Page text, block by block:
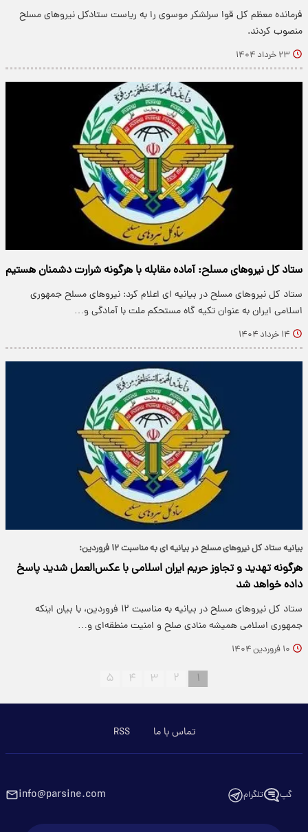
​فرمانده معظم کل قوا سرلشکر موسوی را به ریاست ستادکل نیروهای مسلح
منصوب کردند.
۲۳ خرداد ۱۴۰۴
ستاد کل نیروهای مسلح: آماده مقابله با هرگونه شرارت دشمنان هستیم
ستاد کل نیروهای مسلح در بیانیه ای اعلام کرد: نیروهای مسلح جمهوری
اسلامی ایران به عنوان تکیه گاه مستحکم ملت با آمادگی و…
۱۴ خرداد ۱۴۰۴
بیانیه ستاد کل نیروهای مسلح در بیانیه ای به مناسبت ۱۲ فروردین:
هرگونه تهدید و تجاوز حریم ایران اسلامی با عکس‌العمل شدید پاسخ
داده خواهد شد
ستاد کل نیروهای مسلح در بیانیه به مناسبت ۱۲ فروردین، با بیان اینکه
جمهوری اسلامی همیشه منادی صلح و امنیت منطقه‌ای و…
۱۰ فروردین ۱۴۰۴
۱ ۲ ۳ ۴ ۵
تماس با ما RSS
گپ تلگرام info@parsine.com